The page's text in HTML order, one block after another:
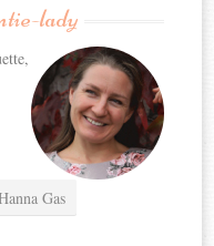
lady
Gas